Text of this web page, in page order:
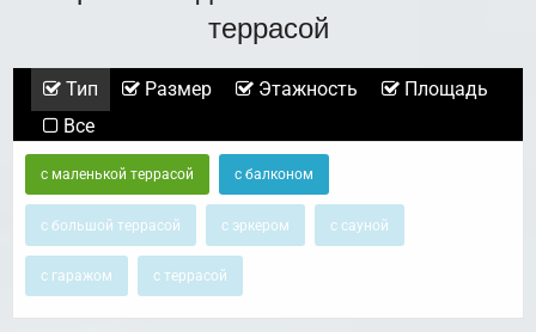
террасой
Тип Размер Этажность
Площадь
Все
с маленькой террасой с балконом
с большой террасой с эркером с сауной
с гаражом с террасой